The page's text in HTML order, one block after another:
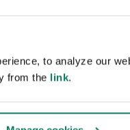
to analyze our
from the link.
Luo